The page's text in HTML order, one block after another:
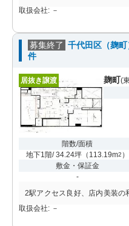
取扱会社: －
募集終了 千代田区（麹
件
居抜き譲渡 麹町(
階数/面積
地下1階/ 34.24坪（ 113.19m2 ）
敷金・保証金
-
2駅アクセス良好、店内美装の
取扱会社: －